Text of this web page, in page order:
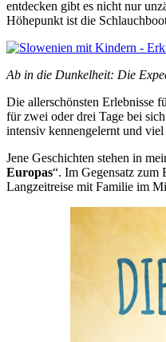
entdecken gibt es nicht nur
Höhepunkt ist die
Ab in die Dunkelheit: Die
Die allerschönsten Erlebnisse
für zwei oder drei Tage bei
intensiv kennengelernt und
Jene Geschichten stehen in
Europas“. Im Gegensatz zum
Langzeitreise mit Familie im